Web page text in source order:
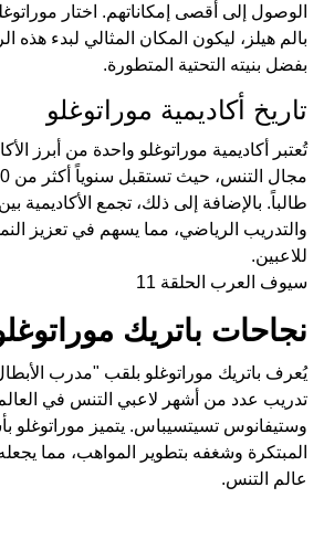
الوصول إلى أقصى إمكاناتهم. اختار
بالم هيلز، ليكون المكان المثالي لبدء هذه
بفضل بنيته التحتية المتطورة.
تاريخ أكاديمية موراتوغلو
تُعتبر أكاديمية موراتوغلو واحدة من أبرز
طالباً. بالإضافة إلى ذلك، تجمع الأكاديمية
والتدريب الرياضي، مما يسهم في تعزيز
للاعبين.
سيوف العرب الحلقة 11
نجاحات باتريك
يُعرف باتريك موراتوغلو بلقب "مدرب
تدريب عدد من أشهر لاعبي التنس في العالم
وستيفانوس تسيتسيباس. يتميز موراتوغلو
المبتكرة وشغفه بتطوير المواهب، مما
عالم التنس.